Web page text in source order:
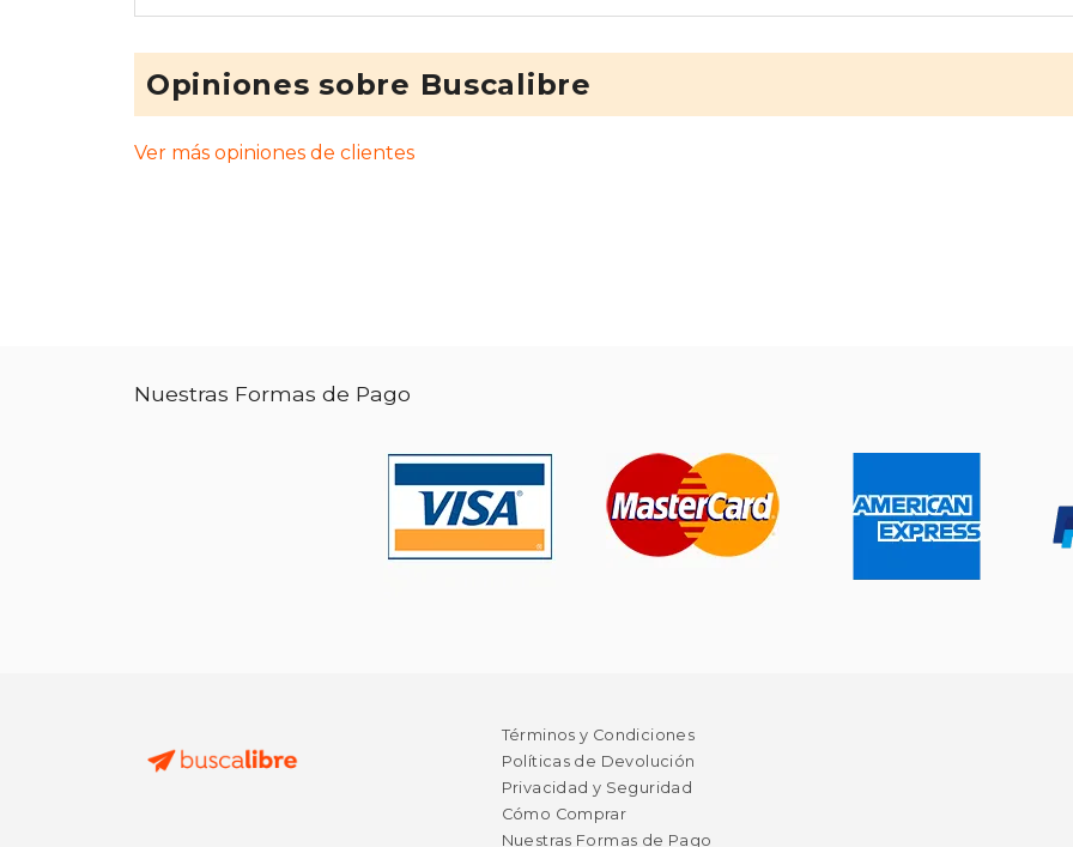
Opiniones sobre Buscalibre
Ver más opiniones de clientes
Nuestras Formas de Pago
Términos y Condiciones
Políticas de Devolución
Privacidad y Seguridad
Cómo Comprar
Nuestras Formas de Pago